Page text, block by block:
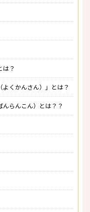
は？
くかんさん）」とは？
らんこん）とは？？